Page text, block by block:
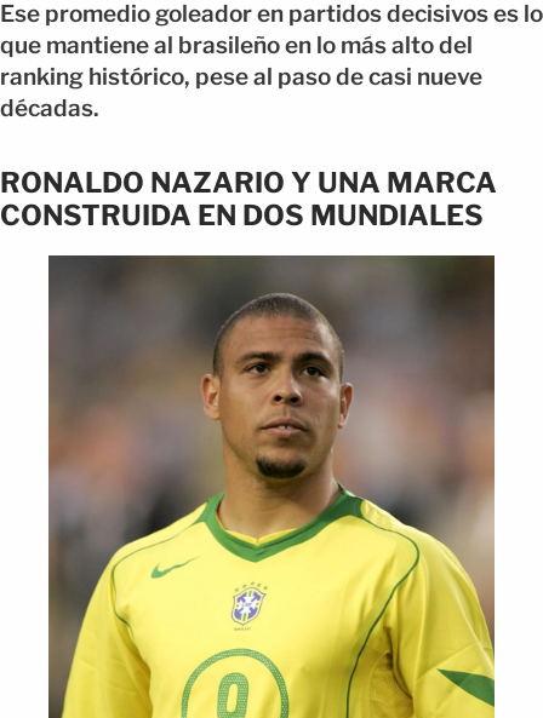
Ese promedio goleador en partidos decisivos es lo
que mantiene al brasileño en lo más alto del
ranking histórico, pese al paso de casi nueve
décadas.
RONALDO NAZARIO Y UNA MARCA
CONSTRUIDA EN DOS MUNDIALES